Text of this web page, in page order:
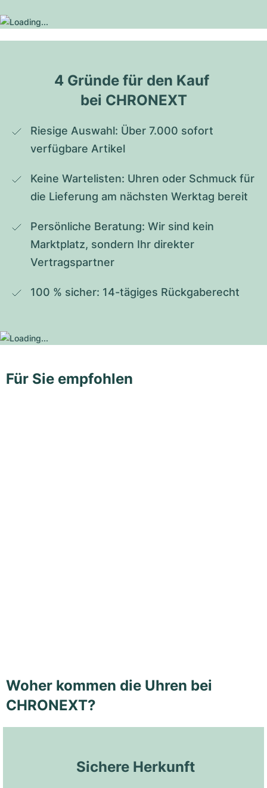
4 Gründe für den Kauf
bei CHRONEXT
Riesige Auswahl: Über 7.000 sofort
verfügbare Artikel
Keine Wartelisten: Uhren oder Schmuck für
die Lieferung am nächsten Werktag bereit
Persönliche Beratung: Wir sind kein
Marktplatz, sondern Ihr direkter
Vertragspartner
100 % sicher: 14-tägiges Rückgaberecht
Für Sie empfohlen
Woher kommen die Uhren bei
CHRONEXT?
Sichere Herkunft